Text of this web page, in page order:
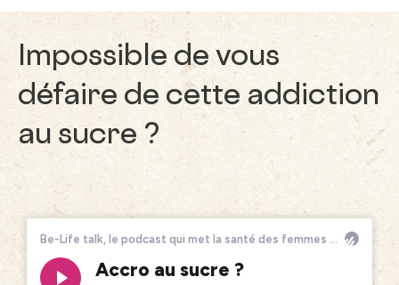
Impossible de vous
défaire de cette addiction
au sucre ?